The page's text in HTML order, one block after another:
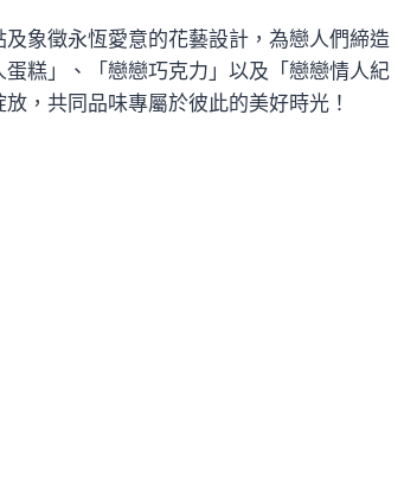
象徵永恆愛意的花藝設計，為戀人們締造
糕」、「戀戀巧克力」以及「戀戀情人紀
，共同品味專屬於彼此的美好時光！